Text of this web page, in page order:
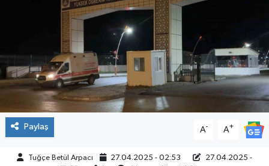
Paylaş A- A+
Tuğçe Betül Arpacı 27.04.2025 - 02:53
27.04.2025 -
İLÇELER
RESMİ İLANLAR
KÜLTÜR
TURİZM
MAGAZİN